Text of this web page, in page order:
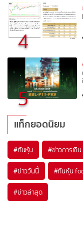
4
5
แท็กยอดนิยม
#ทันหุ้น #ข่าวการเงิน
#ข่าววันนี้ #ทันหุ้น
#ข่าวล่าสุด